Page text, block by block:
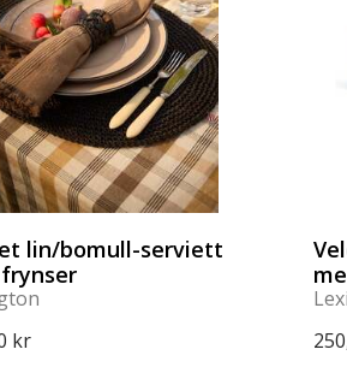
lin/bomull-serviett
kr